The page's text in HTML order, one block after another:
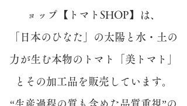
ョップ【トマトSHOP】は、
「日本のひなた」の太陽と水・土の
力が生む本物のトマト「美トマト」
とその加工品を販売しています。
“生産過程の質も含めた品質重視”の